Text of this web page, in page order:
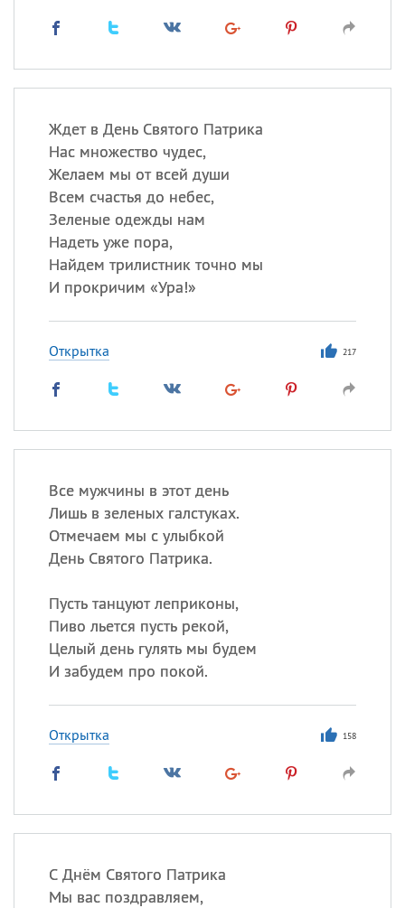
Ждет в День Святого Патрика
Нас множество чудес,
Желаем мы от всей души
Всем счастья до небес,
Зеленые одежды нам
Надеть уже пора,
Найдем трилистник точно мы
И прокричим «Ура!»
Открытка 217
Все мужчины в этот день
Лишь в зеленых галстуках.
Отмечаем мы с улыбкой
День Святого Патрика.
Пусть танцуют леприконы,
Пиво льется пусть рекой,
Целый день гулять мы будем
И забудем про покой.
Открытка 158
С Днём Святого Патрика
Мы вас поздравляем,